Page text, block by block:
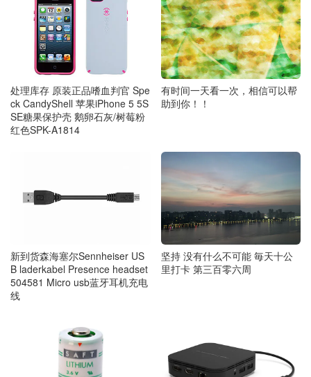
处理库存 原装正品嗜血判官 Spe
ck CandyShell 苹果iPhone 5 5S
SE糖果保护壳 鹅卵石灰/树莓粉
红色SPK-A1814
有时间一天看一次，相信可以帮
助到你！！
新到货森海塞尔Sennheiser US
B laderkabel Presence headset
504581 Micro usb蓝牙耳机充电
线
坚持 没有什么不可能 毎天十公
里打卡 第三百零六周